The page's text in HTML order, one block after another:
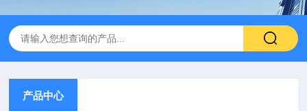
产品中心